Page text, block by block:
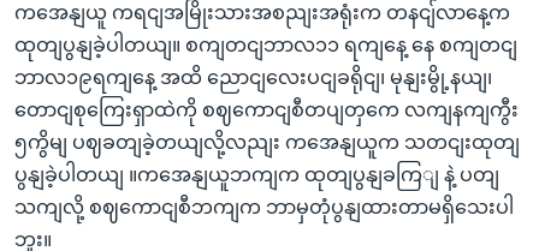
ကအေနျယူ ကရငျအမြိုးသားအစညျးအရုံးက တနငျ်လာနေ့က
ထုတျပွနျခဲ့ပါတယျ။ စကျတငျဘာလ၁၁ ရကျနေ့ နေ စကျတငျ
ဘာလ၁၉ရကျနေ့ အထိ ညောငျလေးပငျခရိုငျ၊ မုနျးမွို့နယျ၊
တောငျစုကြေးရှာထဲကို စဈကောငျစီတပျတှကေ လကျနကျကွီး
၅ကွိမျ ပဈခတျခဲ့တယျလို့လညျး ကအေနျယူက သတငျးထုတျ
ပွနျခဲ့ပါတယျ ။ကအေနျယူဘကျက ထုတျပွနျခကြျ နဲ့ ပတျ
သကျလို့ စဈကောငျစီဘကျက ဘာမှတုံပွနျထားတာမရှိသေးပါ
ဘူး။